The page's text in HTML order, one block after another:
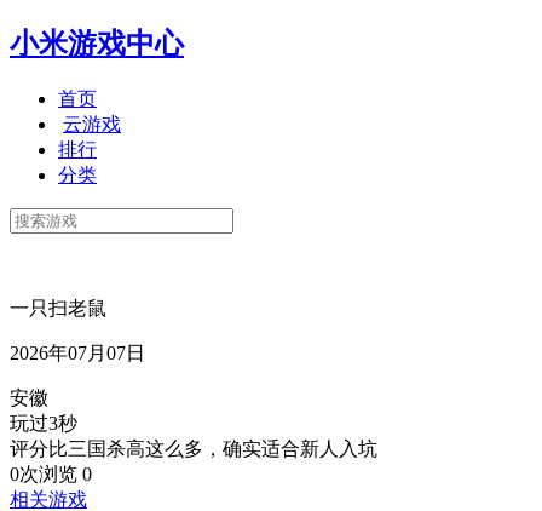
小米游戏中心
首页
云游戏
排行
分类
一只扫老鼠
2026年07月07日
安徽
玩过3秒
评分比三国杀高这么多，确实适合新人入坑
0次浏览 0
相关游戏